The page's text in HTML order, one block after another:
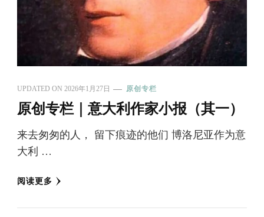
UPDATED ON 2026年1月27日 原创专栏
原创专栏｜意大利作家小报（其一）
来去匆匆的人， 留下痕迹的他们 博洛尼亚作为意
大利 …
阅读更多